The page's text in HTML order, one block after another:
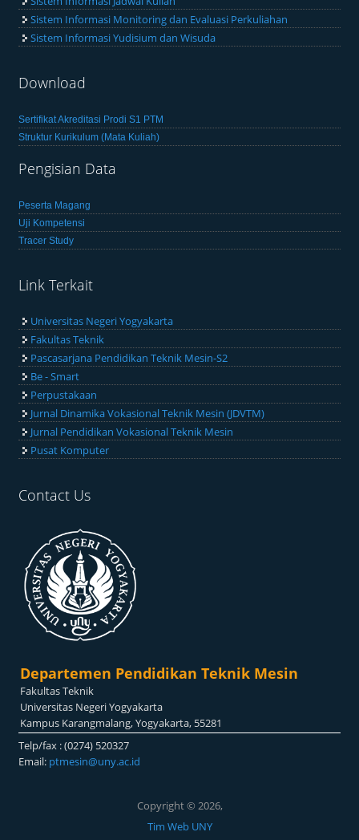
Sistem Informasi Monitoring dan Evaluasi Perkuliahan
Sistem Informasi Yudisium dan Wisuda
Download
Sertifikat Akreditasi Prodi S1 PTM
Struktur Kurikulum (Mata Kuliah)
Pengisian Data
Peserta Magang
Uji Kompetensi
Tracer Study
Link Terkait
Universitas Negeri Yogyakarta
Fakultas Teknik
Pascasarjana Pendidikan Teknik Mesin-S2
Be - Smart
Perpustakaan
Jurnal Dinamika Vokasional Teknik Mesin (JDVTM)
Jurnal Pendidikan Vokasional Teknik Mesin
Pusat Komputer
Contact Us
Departemen Pendidikan Teknik Mesin
Fakultas Teknik
Universitas Negeri Yogyakarta
Kampus Karangmalang, Yogyakarta, 55281
Telp/fax : (0274) 520327
Email: ptmesin@uny.ac.id
Copyright © 2026,
Tim Web UNY